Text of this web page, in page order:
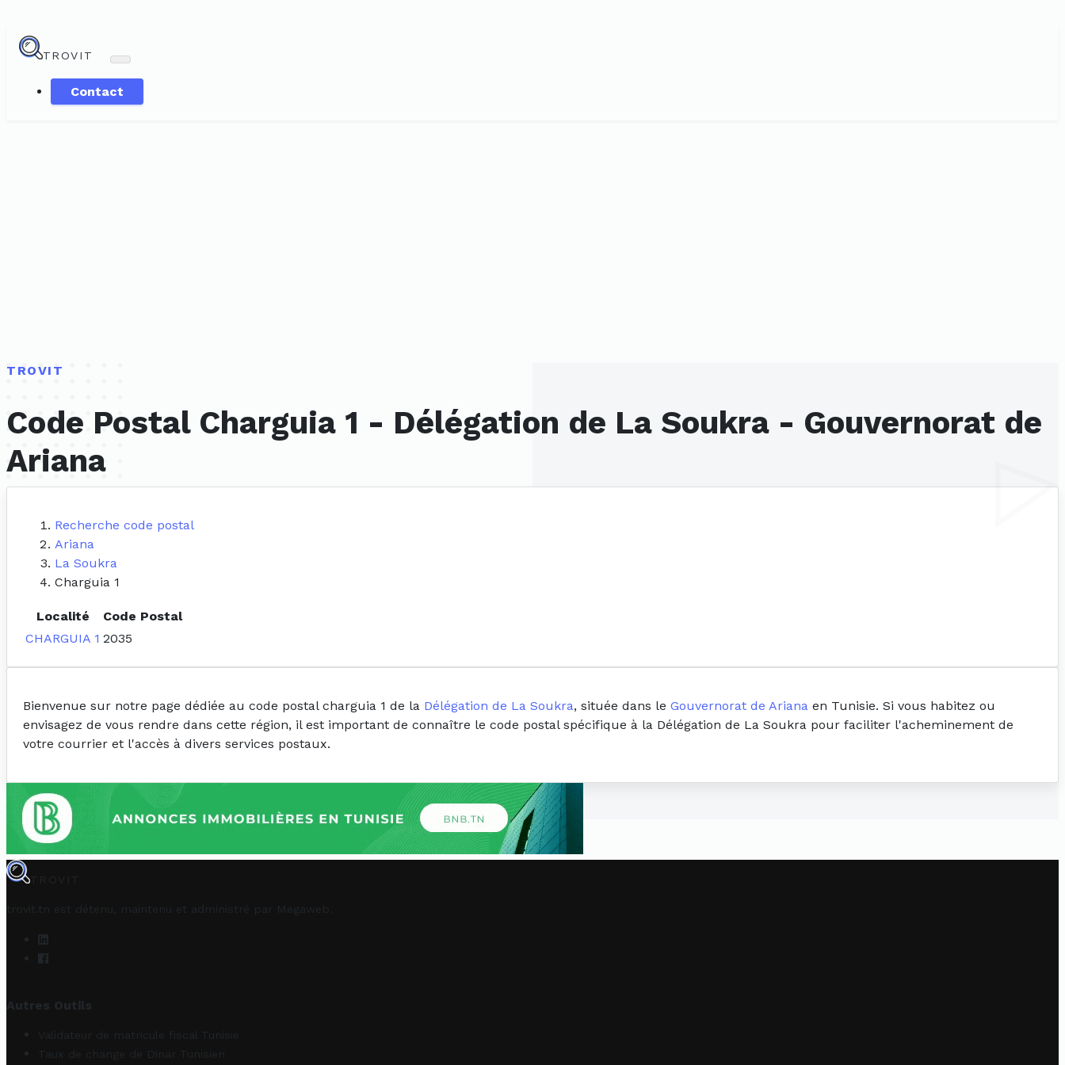
TROVIT
Contact
TROVIT
Code Postal Charguia 1 - Délégation de La Soukra - Gouvernorat de
Ariana
Recherche code postal
Ariana
La Soukra
Charguia 1
Localité
Code Postal
CHARGUIA 1 2035
Bienvenue sur notre page dédiée au code postal charguia 1 de la Délégation de La Soukra, située dans le Gouvernorat de Ariana en Tunisie. Si vous habitez ou
envisagez de vous rendre dans cette région, il est important de connaître le code postal spécifique à la Délégation de La Soukra pour faciliter l'acheminement de
votre courrier et l'accès à divers services postaux.
TROVIT
trovit.tn est détenu, maintenu et administré par Megaweb
Autres Outils
Validateur de matricule fiscal Tunisie
Taux de change de Dinar Tunisien